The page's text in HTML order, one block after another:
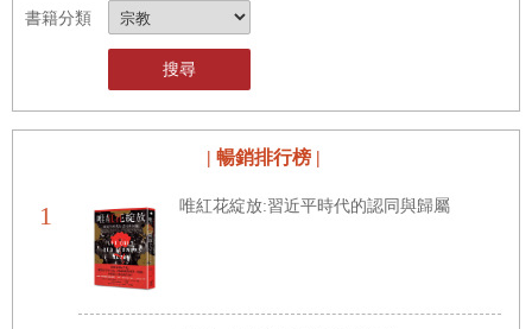
書籍分類
搜尋
| 暢銷排行榜 |
1 唯紅花綻放:習近平時代的認同與歸屬